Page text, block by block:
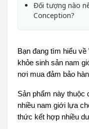
Đối tượng nào
Conception?
Bạn đang tìm hiểu
khỏe sinh sản nam
nơi mua đảm bảo
Sản phẩm này thuộc
nhiều nam giới lựa
thức kết hợp nhiều